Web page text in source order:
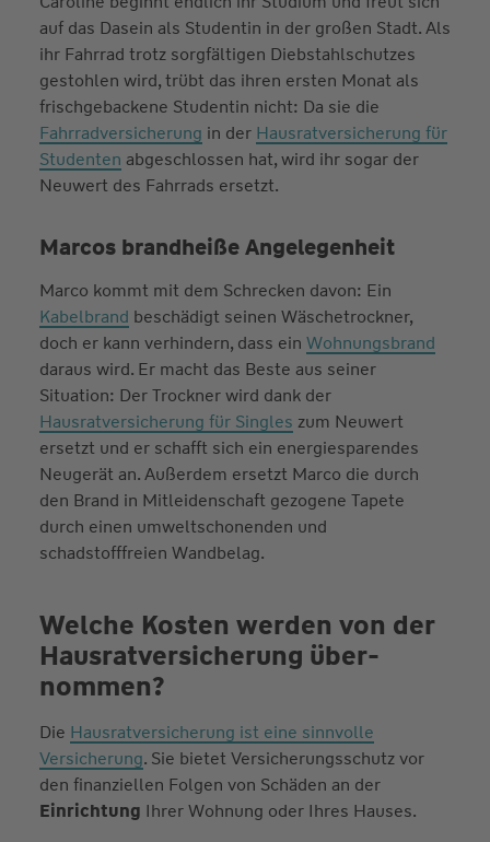
auf das Dasein als Studentin in der großen Stadt. Als
ihr Fahrrad trotz sorgfältigen Diebstahlschutzes
gestohlen wird, trübt das ihren ersten Monat als
frischgebackene Studentin nicht: Da sie die
Fahrradversicherung in der Hausratversicherung für
Studenten abgeschlossen hat, wird ihr sogar der
Neuwert des Fahrrads ersetzt.
Marcos brandheiße Angelegenheit
Marco kommt mit dem Schrecken davon: Ein
Kabelbrand beschädigt seinen Wäschetrockner,
doch er kann verhindern, dass ein Wohnungsbrand
daraus wird. Er macht das Beste aus seiner
Situation: Der Trockner wird dank der
Hausratversicherung für Singles zum Neuwert
ersetzt und er schafft sich ein energiesparendes
Neugerät an. Außerdem ersetzt Marco die durch
den Brand in Mitleidenschaft gezogene Tapete
durch einen umweltschonenden und
schadstofffreien Wandbelag.
Welche Kosten werden von der
Hausrat­versicherung über­
nommen?
Die Hausratversicherung ist eine sinnvolle
Versicherung. Sie bietet Versicherungsschutz vor
den finanziellen Folgen von Schäden an der
Einrichtung Ihrer Wohnung oder Ihres Hauses.